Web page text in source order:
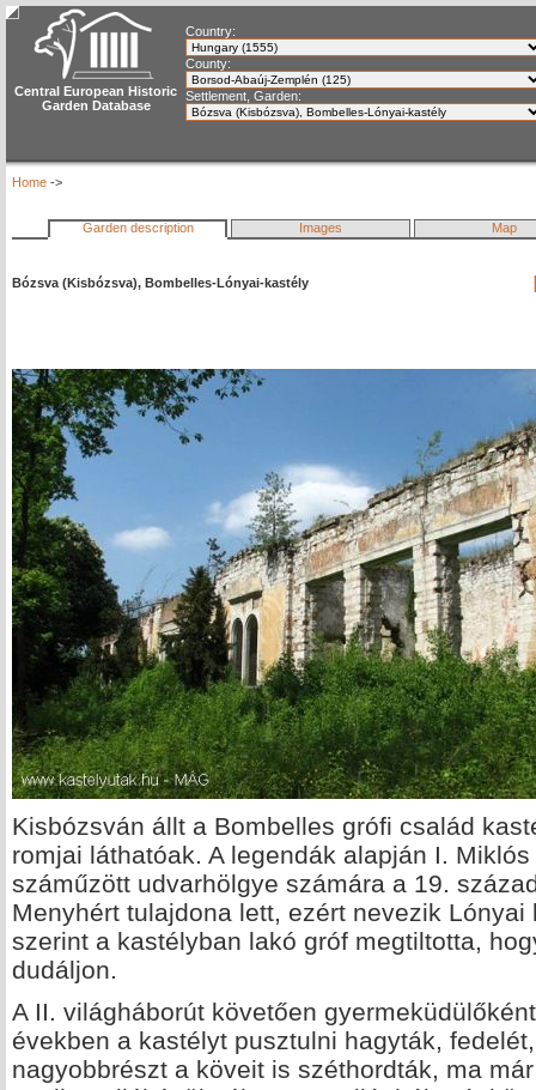
Central European Historic
Garden Database
Country:
County:
Settlement, Garden:
Home ->
Garden description Images Map
Bózsva (Kisbózsva), Bombelles-Lónyai-kastély
Kisbózsván állt a Bombelles grófi család
romjai láthatóak. A legendák alapján I.
száműzött udvarhölgye számára a 19.
Menyhért tulajdona lett, ezért nevezik
szerint a kastélyban lakó gróf megtiltotta,
dudáljon.
A II. világháborút követően
években a kastélyt pusztulni hagyták,
nagyobbrészt a köveit is széthordták, ma